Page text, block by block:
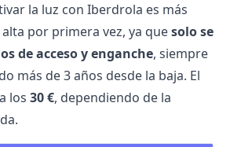
la luz con Iberdrola es más
por primera vez, ya quesolo se
de acceso y enganche, siempre
más de 3 años desde la baja. El
los 30 €, dependiendo de la